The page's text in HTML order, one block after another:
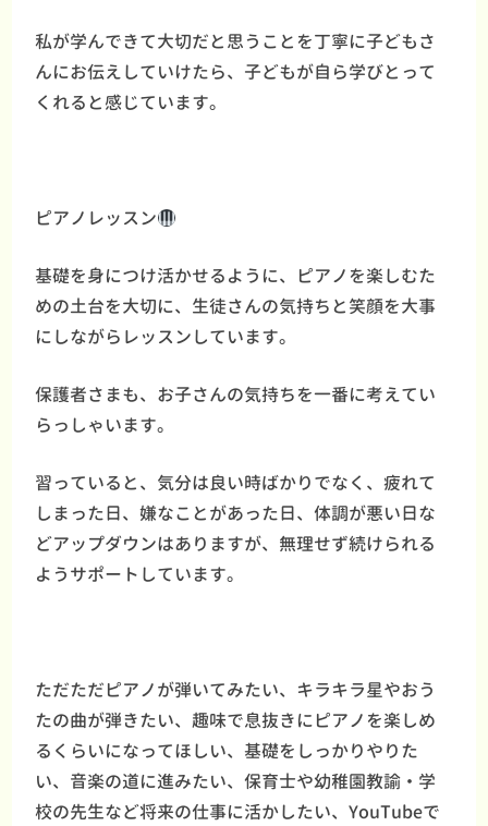
私が学んできて大切だと思うことを丁寧に子どもさ
んにお伝えしていけたら、子どもが自ら学びとって
くれると感じています。
ピアノレッスン
基礎を身につけ活かせるように、ピアノを楽しむた
めの土台を大切に、生徒さんの気持ちと笑顔を大事
にしながらレッスンしています。
保護者さまも、お子さんの気持ちを一番に考えてい
らっしゃいます。
習っていると、気分は良い時ばかりでなく、疲れて
しまった日、嫌なことがあった日、体調が悪い日な
どアップダウンはありますが、無理せず続けられる
ようサポートしています。
ただただピアノが弾いてみたい、 キラキラ星やおう
たの曲が弾きたい、趣味で息抜きにピアノを楽しめ
るくらいになってほしい、基礎をしっかりやりた
い、音楽の道に進みたい、保育士や幼稚園教諭・学
校の先生など将来の仕事に活かしたい、YouTubeで